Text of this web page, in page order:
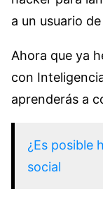
a un usuario
Ahora que ya
con
aprenderás a
¿Es posible
social